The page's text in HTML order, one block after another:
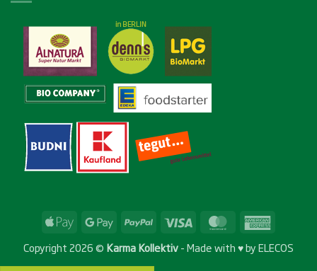
Apple
Google PayPal Visa MasterCard
Copyright 2026 © Karma Kollektiv- Made with ♥ byELECOS